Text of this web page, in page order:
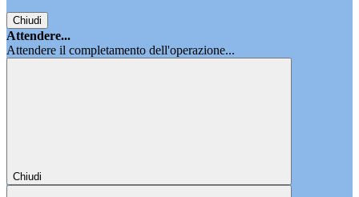
Chiudi
Attendere...
Attendere il completamento dell'operazione...
Chiudi